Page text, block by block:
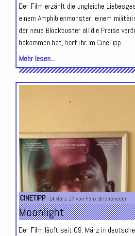
Der Film erzählt die ungleiche
einem Amphibienmonster, einem
der neue Blockbuster all die Preise
bekommen hat, hört ihr im CineTipp.
Mehr lesen...
CINETIPP 14.März 17 von Felix Bircheneder
Moonlight
Der Film läuft seit 09. März in